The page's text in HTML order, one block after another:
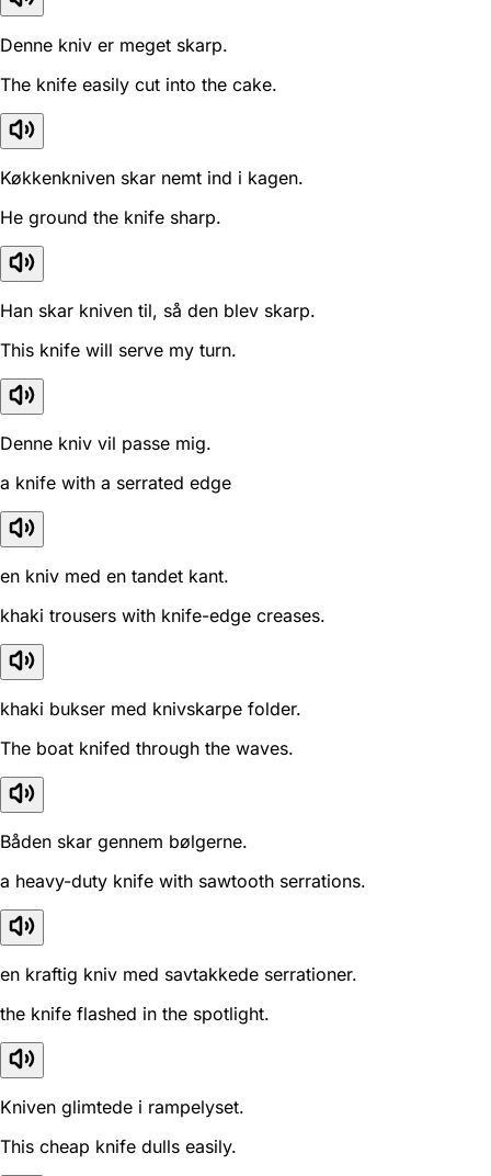
Denne kniv er meget skarp.
The knife easily cut into the cake.
Køkkenkniven skar nemt ind i kagen.
He ground the knife sharp.
Han skar kniven til, så den blev skarp.
This knife will serve my turn.
Denne kniv vil passe mig.
a knife with a serrated edge
en kniv med en tandet kant.
khaki trousers with knife-edge creases.
khaki bukser med knivskarpe folder.
The boat knifed through the waves.
Båden skar gennem bølgerne.
a heavy-duty knife with sawtooth serrations.
en kraftig kniv med savtakkede serrationer.
the knife flashed in the spotlight.
Kniven glimtede i rampelyset.
This cheap knife dulls easily.